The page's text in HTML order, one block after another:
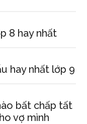
8 hay nhất
hay nhất lớp 9
bất chấp tất
vợ mình